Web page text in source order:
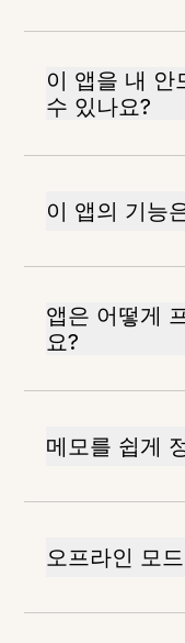
이 앱을 내 안
수 있나요?
이 앱의 기능
앱은 어떻게
요?
메모를 쉽게
오프라인 모